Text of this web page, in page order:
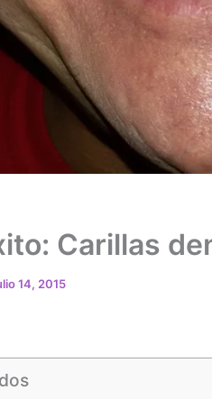
Carillas
14, 2015